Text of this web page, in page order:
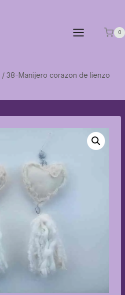
0
/ 38-Manijero corazon de lienzo